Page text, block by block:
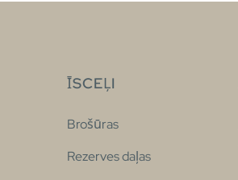
ĪSCEĻI
Brošūras
Rezerves daļas